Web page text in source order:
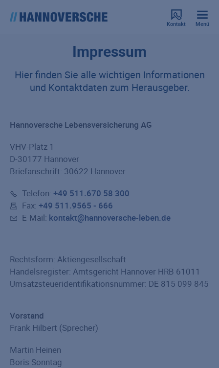
Kontakt Menü
Impressum
Hier finden Sie alle wichtigen Informationen
und Kontaktdaten zum Herausgeber.
Hannoversche Lebensversicherung AG
VHV-Platz 1
D-30177 Hannover
Briefanschrift: 30622 Hannover
Telefon: +49 511.670 58 300
Fax: +49 511.9565 - 666
E-Mail: kontakt@hannoversche-leben.de
Rechtsform: Aktiengesellschaft
Handelsregister: Amtsgericht Hannover HRB 61011
Umsatzsteueridentifikationsnummer: DE 815 099 845
Vorstand
Frank Hilbert (Sprecher)
Martin Heinen
Boris Sonntag